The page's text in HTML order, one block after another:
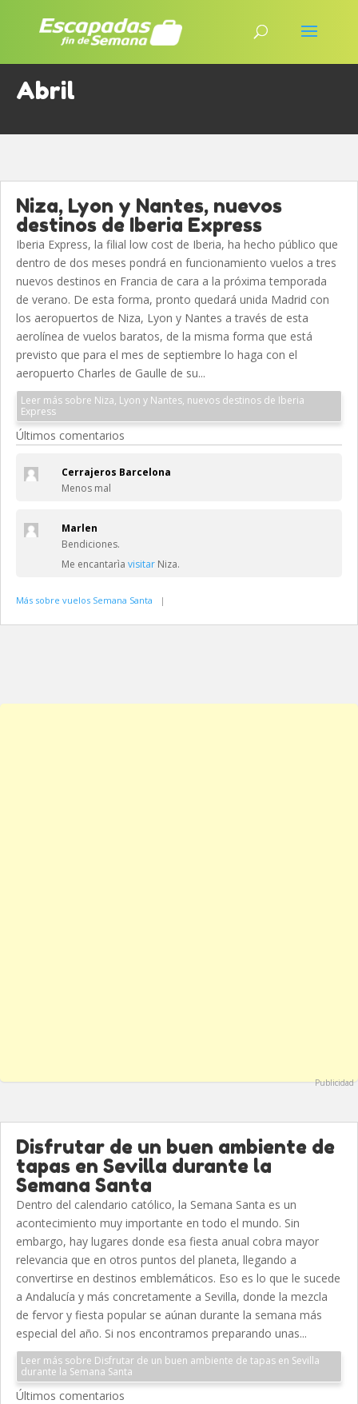
Abril
Niza, Lyon y Nantes, nuevos
destinos de Iberia Express
Iberia Express, la filial low cost de Iberia, ha hecho público que
dentro de dos meses pondrá en funcionamiento vuelos a tres
nuevos destinos en Francia de cara a la próxima temporada
de verano. De esta forma, pronto quedará unida Madrid con
los aeropuertos de Niza, Lyon y Nantes a través de esta
aerolínea de vuelos baratos, de la misma forma que está
previsto que para el mes de septiembre lo haga con el
aeropuerto Charles de Gaulle de su...
Leer más sobre Niza, Lyon y Nantes, nuevos destinos de Iberia
Express
Últimos comentarios
Cerrajeros Barcelona
Menos mal
Marlen
Bendiciones.
Me encantarìa visitar Niza.
Más sobre vuelos Semana Santa |
Publicidad
Disfrutar de un buen ambiente de
tapas en Sevilla durante la
Semana Santa
Dentro del calendario católico, la Semana Santa es un
acontecimiento muy importante en todo el mundo. Sin
embargo, hay lugares donde esa fiesta anual cobra mayor
relevancia que en otros puntos del planeta, llegando a
convertirse en destinos emblemáticos. Eso es lo que le sucede
a Andalucía y más concretamente a Sevilla, donde la mezcla
de fervor y fiesta popular se aúnan durante la semana más
especial del año. Si nos encontramos preparando unas...
Leer más sobre Disfrutar de un buen ambiente de tapas en Sevilla
durante la Semana Santa
Últimos comentarios